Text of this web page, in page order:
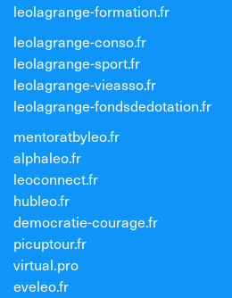
leolagrange-formation.fr
leolagrange-conso.fr
leolagrange-sport.fr
leolagrange-vieasso.fr
leolagrange-fondsdedotation.fr
mentoratbyleo.fr
alphaleo.fr
leoconnect.fr
hubleo.fr
democratie-courage.fr
picuptour.fr
virtual.pro
eveleo.fr